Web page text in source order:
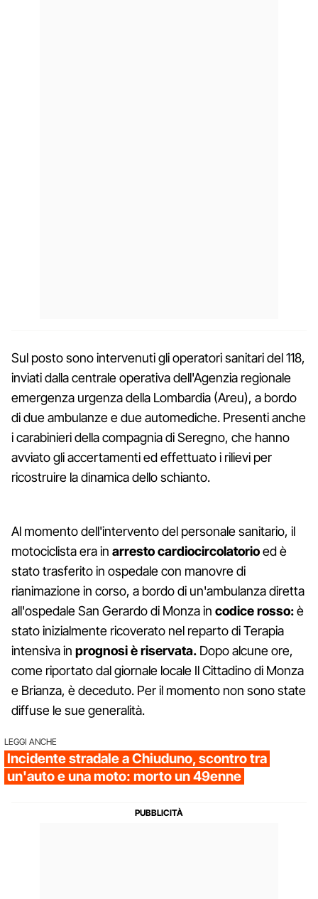
Sul posto sono intervenuti gli operatori sanitari del 118,
inviati dalla centrale operativa dell'Agenzia regionale
emergenza urgenza della Lombardia (Areu), a bordo
di due ambulanze e due automediche. Presenti anche
i carabinieri della compagnia di Seregno, che hanno
avviato gli accertamenti ed effettuato i rilievi per
ricostruire la dinamica dello schianto.
Al momento dell'intervento del personale sanitario, il
motociclista era in arresto cardiocircolatorioed è
stato trasferito in ospedale con manovre di
rianimazione in corso, a bordo di un'ambulanza diretta
all'ospedale San Gerardo di Monza in codice rosso:è
stato inizialmente ricoverato nel reparto di Terapia
intensiva in prognosi è riservata. Dopo alcune ore,
come riportato dal giornale locale Il Cittadino di Monza
e Brianza, è deceduto. Per il momento non sono state
diffuse le sue generalità.
LEGGI ANCHE
Incidente stradale a Chiuduno, scontro tra
un'auto e una moto: morto un 49enne